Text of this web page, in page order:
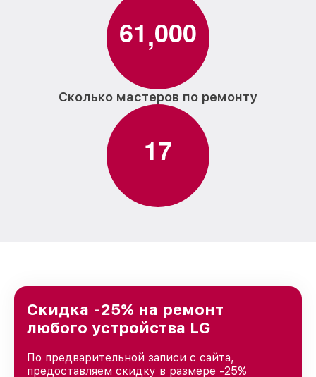
61,000
Сколько мастеров по ремонту
17
Скидка -25% на ремонт
любого устройства LG
По предварительной записи с сайта,
предоставляем скидку в размере -25%